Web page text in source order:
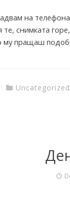
на
снимката
му пращаш
Uncategorized